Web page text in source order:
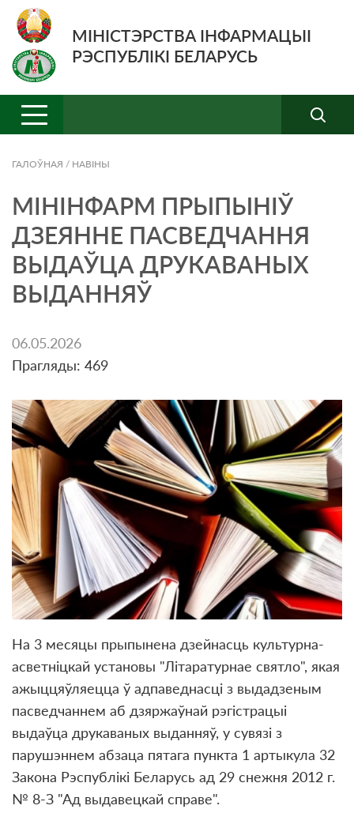
МІНІСТЭРСТВА ІНФАРМАЦЫІ
РЭСПУБЛІКІ БЕЛАРУСЬ
ГАЛОЎНАЯ / НАВIНЫ
МІНІНФАРМ ПРЫПЫНІЎ
ДЗЕЯННЕ ПАСВЕДЧАННЯ
ВЫДАЎЦА ДРУКАВАНЫХ
ВЫДАННЯЎ
06.05.2026
Прагляды: 469
На 3 месяцы прыпынена дзейнасць культурна-
асветніцкай установы "Літаратурнае святло", якая
ажыццяўляецца ў адпаведнасці з выдадзеным
пасведчаннем аб дзяржаўнай рэгістрацыі
выдаўца друкаваных выданняў, у сувязі з
парушэннем абзаца пятага пункта 1 артыкула 32
Закона Рэспублікі Беларусь ад 29 снежня 2012 г.
№ 8-З "Ад выдавецкай справе".